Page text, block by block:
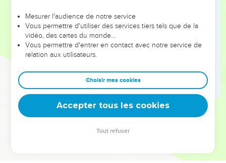
difficiles à expliquer, parce que vous êtes devenus lents à
comprendre.
En effet, tandis que vous devriez être maîtres depuis
longtemps, vous avez encore besoin d'apprendre les
premiers éléments des oracles de Dieu ; et vous en êtes
venus à avoir besoin de lait, et non de nourriture solide.
Or, celui qui se nourrit de lait, ne comprend pas la parole
de la justice ; car il est un petit enfant.
Mais la nourriture solide est pour les hommes faits, pour
Mesurer l'audience de notre service
Vous permettre d'utiliser des services tiers tels que de la
vidéo, des cartes du monde…
Vous permettre d'entrer en contact avec notre service de
relation aux utilisateurs.
Choisir mes cookies
Accepter tous les cookies
Tout refuser